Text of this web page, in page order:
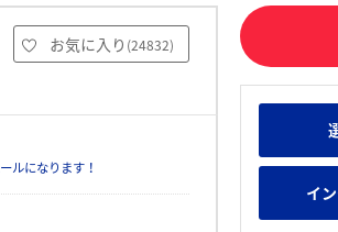
ン
みんなの新卒就職人気企業ランキ
28卒 IT・DX現場社員インタビ
お気に入り (24832)
ルになります！
イ